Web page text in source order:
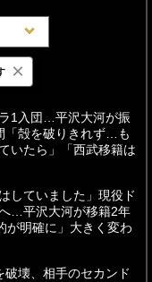
週間
1入団…平沢大河が振
「殻を破りきれず…も
いたら」「西武移籍は
していました」現役ド
…平沢大河が移籍2年
が明確に」大きく変わ
破壊、相手のセカンド
×